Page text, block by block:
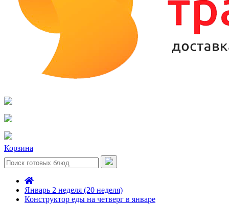
Корзина
Январь 2 неделя (20 неделя)
Конструктор еды на четверг в январе